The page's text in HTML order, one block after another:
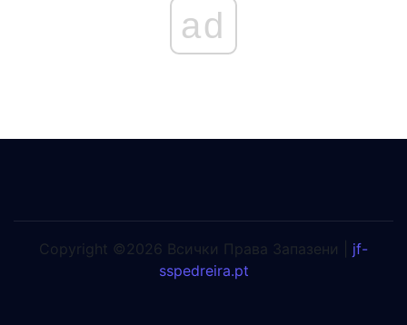
ad
Copyright ©2026 Всички Права Запазени | jf-
sspedreira.pt